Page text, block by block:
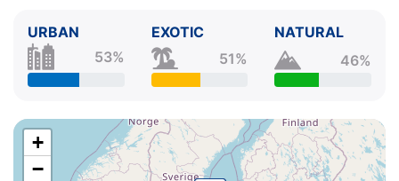
URBAN
53%
EXOTIC
51%
NATURAL
46%
+
−